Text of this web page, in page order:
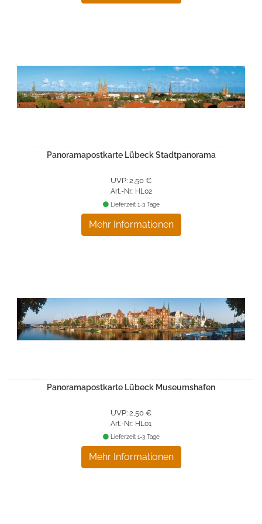
Panoramapostkarte Lübeck Stadtpanorama
UVP: 2,50 €
Art.-Nr.: HL02
Mehr Informationen
Lieferzeit 1-3 Tage
Panoramapostkarte Lübeck Museumshafen
UVP: 2,50 €
Art.-Nr.: HL01
Mehr Informationen
Lieferzeit 1-3 Tage